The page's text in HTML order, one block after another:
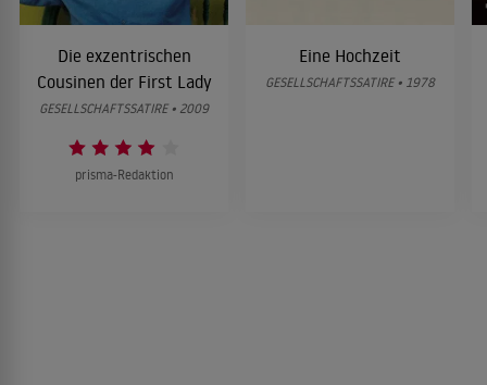
Die exzentrischen
Cousinen der First Lady
GESELLSCHAFTSSATIRE • 2009
prisma-Redaktion
Eine Hochzeit
GESELLSCHAFTSSATIRE • 1978